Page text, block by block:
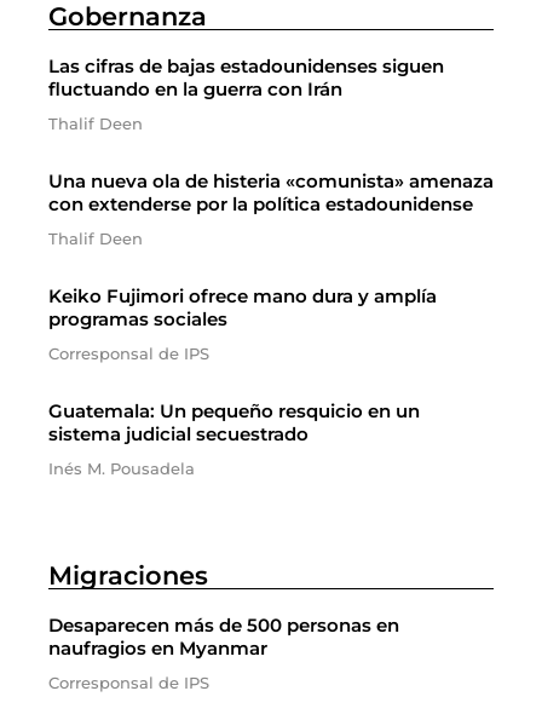
Gobernanza
Las cifras de bajas estadounidenses siguen
fluctuando en la guerra con Irán
Thalif Deen
Una nueva ola de histeria «comunista» amenaza
con extenderse por la política estadounidense
Thalif Deen
Keiko Fujimori ofrece mano dura y amplía
programas sociales
Corresponsal de IPS
Guatemala: Un pequeño resquicio en un
sistema judicial secuestrado
Inés M. Pousadela
Migraciones
Desaparecen más de 500 personas en
naufragios en Myanmar
Corresponsal de IPS